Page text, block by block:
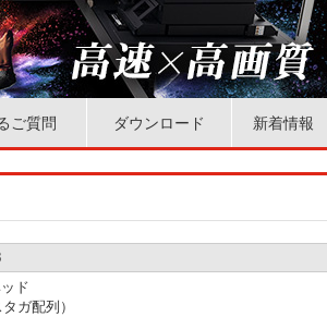
ご質問 ダウンロード 新着情報
ド
ガ配列）